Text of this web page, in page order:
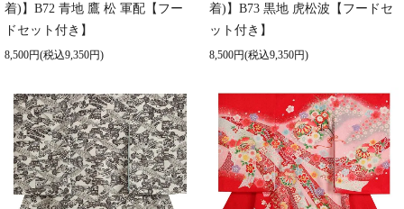
着)】B72 青地 鷹 松 軍配【フー
ドセット付き】
8,500円(税込9,350円)
着)】B73 黒地 虎松波【フードセ
ット付き】
8,500円(税込9,350円)